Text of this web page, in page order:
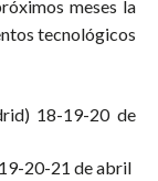
meses la
tecnológicos
18-19-20 de
20-21 de abril